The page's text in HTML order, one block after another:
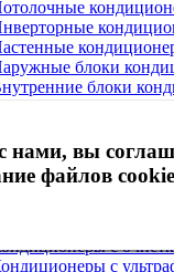
нами, вы
файлов
блоки
блоки
Тихие кондиционеры
Кондиционеры с
с
с
с